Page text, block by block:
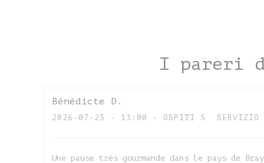
I pareri
Bénédicte D
2026-07-25 - 13:00 - OSPITI 5 SERVIZIO
Une pause très gourmande dans le pays de Bray